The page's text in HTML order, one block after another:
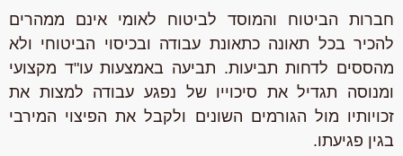
חברות הביטוח והמוסד לביטוח לאומי אינם ממהרים
להכיר בכל תאונה כתאונת עבודה ובכיסוי הביטוחי ולא
מהססים לדחות תביעות. תביעה באמצעות עו"ד מקצועי
ומנוסה תגדיל את סיכוייו של נפגע עבודה למצות את
זכויותיו מול הגורמים השונים ולקבל את הפיצוי המירבי
בגין פגיעתו.